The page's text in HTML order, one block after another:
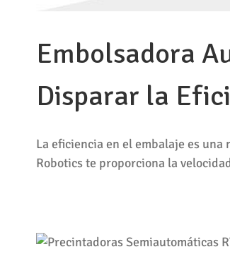
Embolsadora
Disparar la
La eficiencia en el embalaje es
Robotics te proporciona la